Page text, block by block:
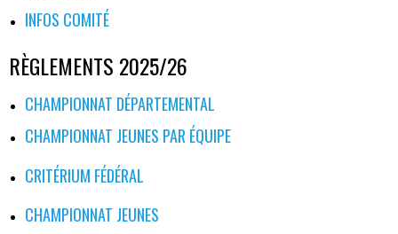
INFOS COMITÉ
RÈGLEMENTS 2025/26
CHAMPIONNAT DÉPARTEMENTAL
CHAMPIONNAT JEUNES PAR ÉQUIPE
CRITÉRIUM FÉDÉRAL
CHAMPIONNAT JEUNES